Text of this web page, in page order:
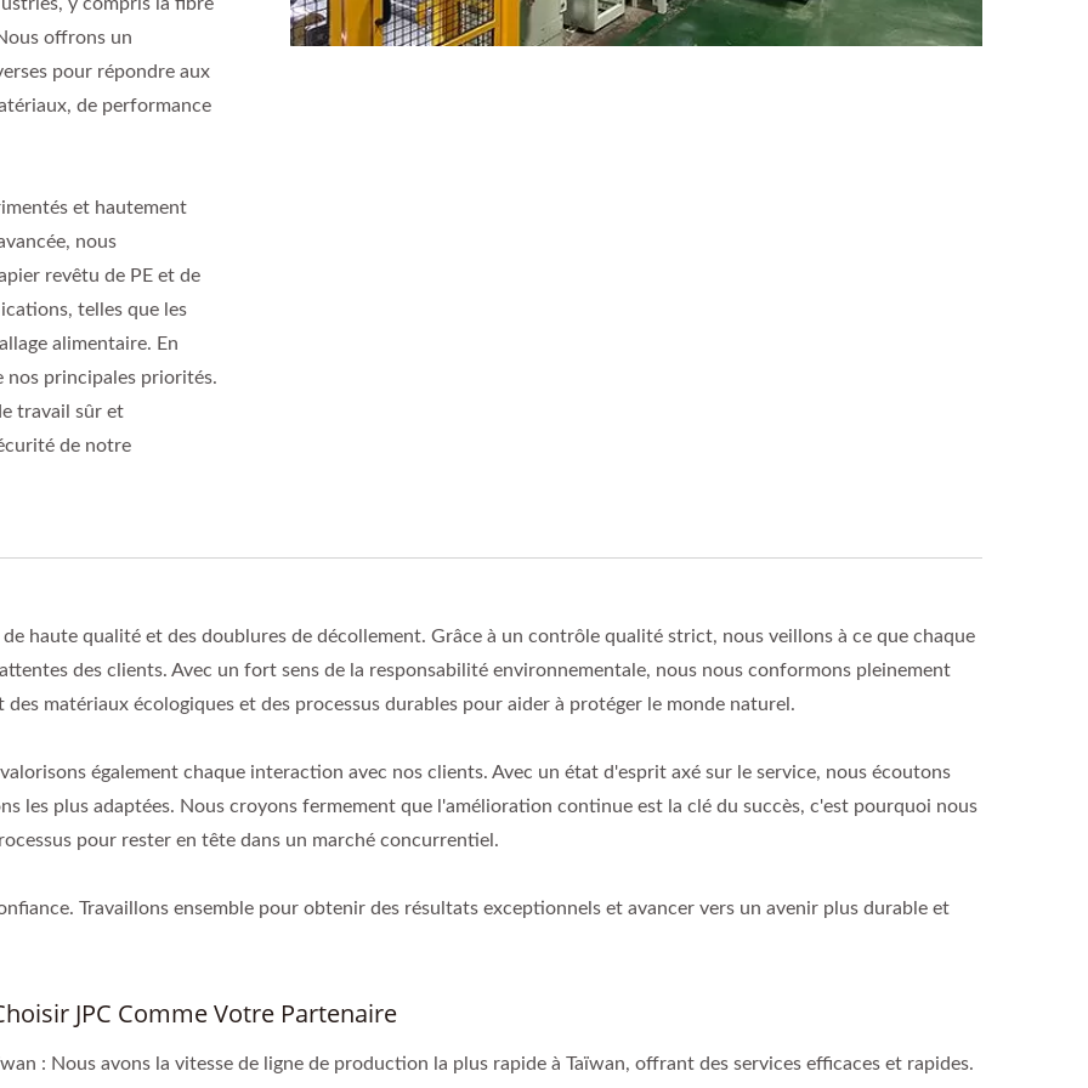
offrons un
pour répondre aux
de performance
et hautement
nous
revêtu de PE et de
telles que les
alimentaire. En
nos principales priorités.
travail sûr et
de notre
haute qualité et des doublures de décollement. Grâce à un contrôle qualité strict, nous veillons à ce que chaque
des clients. Avec un fort sens de la responsabilité environnementale, nous nous conformons pleinement
matériaux écologiques et des processus durables pour aider à protéger le monde naturel.
également chaque interaction avec nos clients. Avec un état d'esprit axé sur le service, nous écoutons
les plus adaptées. Nous croyons fermement que l'amélioration continue est la clé du succès, c'est pourquoi nous
pour rester en tête dans un marché concurrentiel.
Travaillons ensemble pour obtenir des résultats exceptionnels et avancer vers un avenir plus durable et
JPC Comme Votre Partenaire
: Nous avons la vitesse de ligne de production la plus rapide à Taïwan, offrant des services efficaces et rapides.